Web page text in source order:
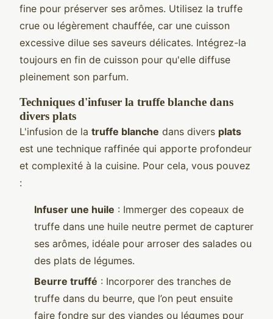
fine pour préserver ses arômes. Utilisez la truffe
crue ou légèrement chauffée, car une cuisson
excessive dilue ses saveurs délicates. Intégrez-la
toujours en fin de cuisson pour qu'elle diffuse
pleinement son parfum.
Techniques d'infuser la truffe blanche dans
divers plats
L'infusion de la truffe blanche dans divers plats
est une technique raffinée qui apporte profondeur
et complexité à la cuisine. Pour cela, vous pouvez
:
Infuser une huile : Immerger des copeaux de
truffe dans une huile neutre permet de capturer
ses arômes, idéale pour arroser des salades ou
des plats de légumes.
Beurre truffé : Incorporer des tranches de
truffe dans du beurre, que l’on peut ensuite
faire fondre sur des viandes ou légumes pour